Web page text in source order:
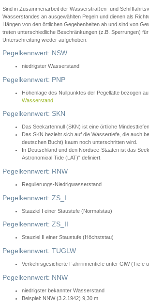
Sind in Zusammenarbeit der Wasserstraßen- und
Wasserstandes an ausgewählten Pegeln und dienen als
Hängen von den örtlichen Gegebenheiten ab und sind von
treten unterschiedliche Beschränkungen (z.B. Sperrungen)
Unterschreitung wieder aufgehoben.
Pegelkennwert: NSW
niedrigster Wasserstand
Pegelkennwert: PNP
Höhenlage des Nullpunktes der Pegellatte bezogen
Wasserstand
Pegelkennwert: SKN
Das Seekartennull (SKN) ist eine örtliche
Das SKN bezieht sich auf die Wassertiefe, die auch
deutschen Bucht) kaum noch unterschritten wird.
In Deutschland und den Nordsee-Staaten ist das
Astronomical Tide (LAT)" definiert.
Pegelkennwert: RNW
Regulierungs-Niedrigwasserstand
Pegelkennwert: ZS_I
Stauziel I einer Staustufe (Normalstau)
Pegelkennwert: ZS_II
Stauziel II einer Staustufe (Höchststau)
Pegelkennwert: TUGLW
Verkehrsgesicherte Fahrrinnentiefe unter GlW (Tiefe
Pegelkennwert: NNW
niedrigster bekannter Wasserstand
Beispiel: NNW (3.2.1942) 9,30 m